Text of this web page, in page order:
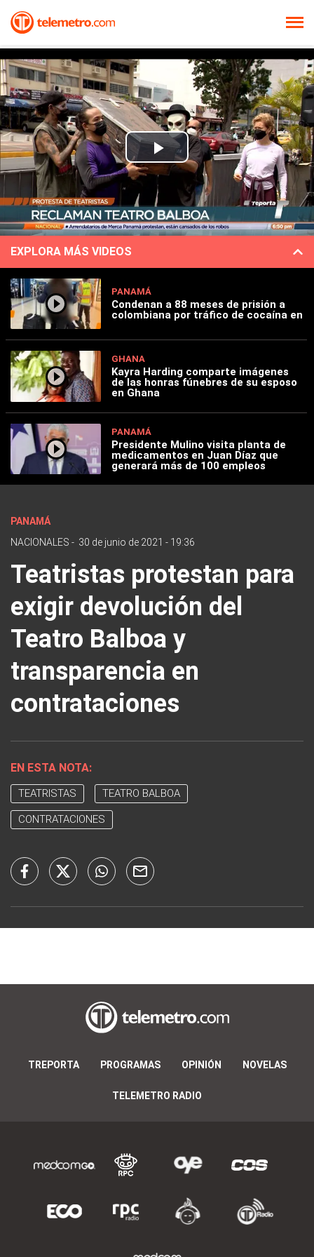
Play
Video
EXPLORA MÁS VIDEOS
PANAMÁ
Condenan a 88 meses de prisión a
colombiana por tráfico de cocaína en
GHANA
Kayra Harding comparte imágenes
de las honras fúnebres de su esposo
en Ghana
PANAMÁ
Presidente Mulino visita planta de
medicamentos en Juan Díaz que
generará más de 100 empleos
PANAMÁ
NACIONALES - 30 de junio de 2021 - 19:36
Teatristas protestan para
exigir devolución del
Teatro Balboa y
transparencia en
contrataciones
EN ESTA NOTA:
TEATRISTAS TEATRO BALBOA
CONTRATACIONES
TREPORTA PROGRAMAS OPINIÓN NOVELAS
TELEMETRO RADIO